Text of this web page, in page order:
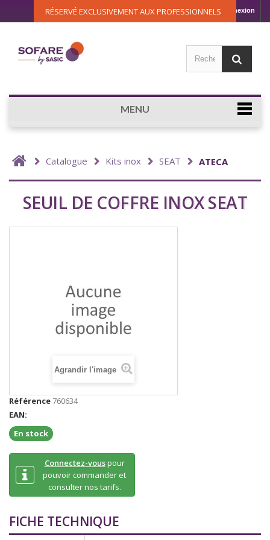
Connexion
RÉSERVÉ EXCLUSIVEMENT AUX PROFESSIONNELS
MENU
Catalogue Kits inox SEAT ATECA
SEUIL DE COFFRE INOX SEAT
Agrandir l'image
Référence 760634
EAN:
En stock
Connectez-vouspour
pouvoir commander et
consulter nos tarifs.
FICHE TECHNIQUE